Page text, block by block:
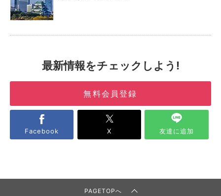
最新情報をチェックしよう!
無料会員登録
Facebook X 友達に追加
PAGETOPへ